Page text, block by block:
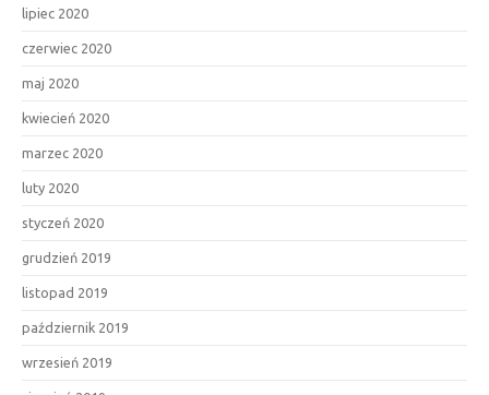
lipiec 2020
czerwiec 2020
maj 2020
kwiecień 2020
marzec 2020
luty 2020
styczeń 2020
grudzień 2019
listopad 2019
październik 2019
wrzesień 2019